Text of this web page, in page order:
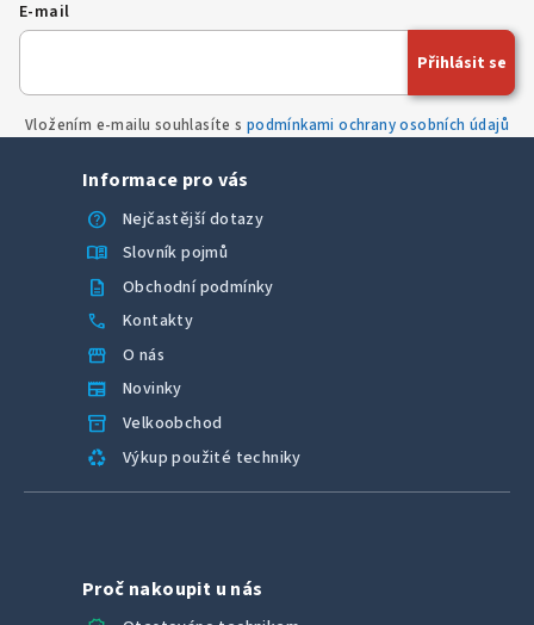
E-mail
Vložením e-mailu souhlasíte s podmínkami ochrany osobních údajů
Přihlásit se
Informace pro vás
help
Nejčastější dotazy
menu_book Slovník pojmů
description Obchodní podmínky
call Kontakty
storefront O nás
newspaper Novinky
inventory_2 Velkoobchod
recycling Výkup použité techniky
Proč nakoupit u nás